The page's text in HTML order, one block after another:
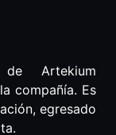
de Artekium
compañía. Es
egresado